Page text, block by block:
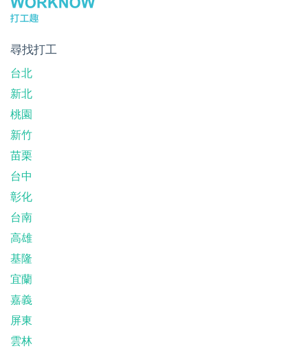
尋找打工
台北
新北
桃園
新竹
苗栗
台中
彰化
台南
高雄
基隆
宜蘭
嘉義
屏東
雲林